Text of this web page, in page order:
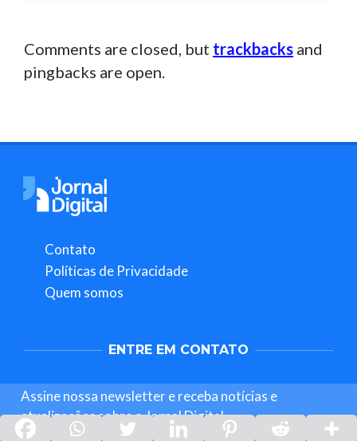
Comments are closed, but trackbacks and
pingbacks are open.
Contato
Políticas de Privacidade
Quem somos
ENTRE EM CONTATO
Assine nossa newsletter e receba notícias e
atualizações sobre o Jornal Digital